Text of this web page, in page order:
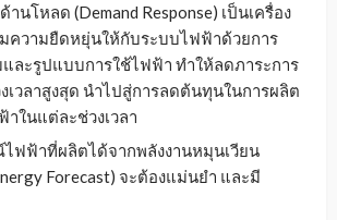
นโหลด (Demand Response) เป็นเครื่อง
ความยืดหยุ่นให้กับระบบไฟฟ้าด้วยการ
ละรูปแบบการใช้ไฟฟ้า ทำให้ลดภาระการ
เวลาสูงสุด นำไปสู่การลดต้นทุนในการผลิต
าในแต่ละช่วงเวลา
ฟฟ้าที่ผลิตได้จากพลังงานหมุนเวียน
Forecast) จะต้องแม่นยำ และมี